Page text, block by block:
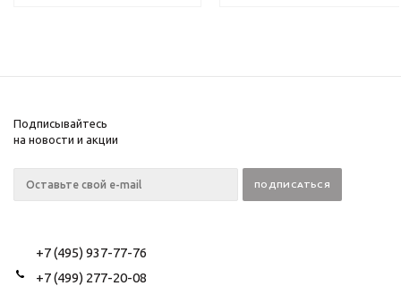
Подписывайтесь
на новости и акции
+7 (495) 937-77-76
+7 (499) 277-20-08